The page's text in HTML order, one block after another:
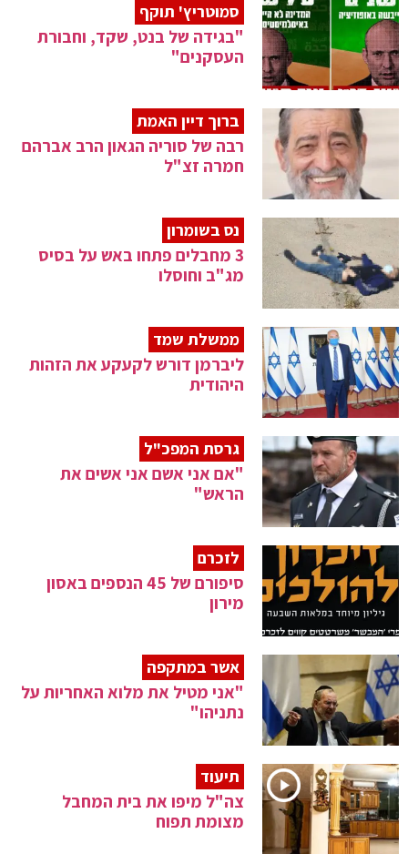
סמוטריץ' תוקף
"בגידה של בנט, שקד, וחבורת
העסקנים"
ברוך דיין האמת
רבה של סוריה הגאון הרב אברהם
חמרה זצ"ל
נס בשומרון
3 מחבלים פתחו באש על בסיס
מג"ב וחוסלו
ממשלת שמד
ליברמן דורש לקעקע את הזהות
היהודית
גרסת המפכ"ל
"אם אני אשם אני אשים את
הראש"
לזכרם
סיפורם של 45 הנספים באסון
מירון
אשר במתקפה
"אני מטיל את מלוא האחריות על
נתניהו"
תיעוד
צה"ל מיפו את בית המחבל
מצומת תפוח